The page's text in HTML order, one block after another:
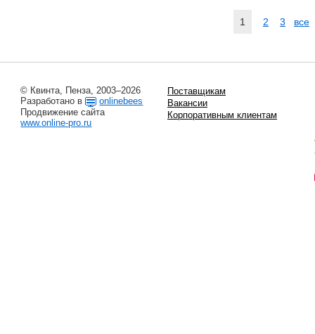
1 2 3 все
© Квинта, Пенза, 2003–2026
Разработано в
onlinebees
Продвижение сайта
www.online-pro.ru
Поставщикам
Вакансии
Корпоративным клиентам